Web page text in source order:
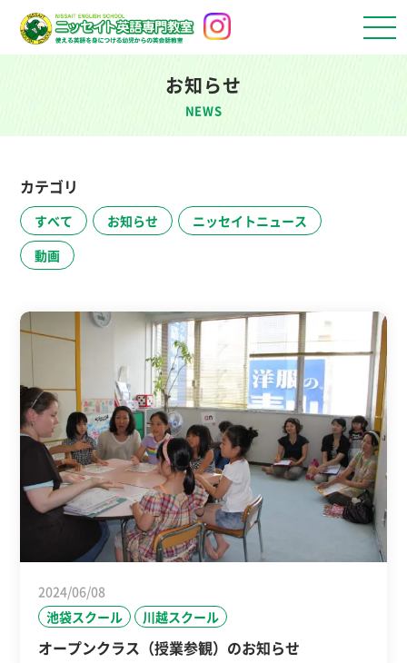
お知らせ
NEWS
カテゴリ
すべて お知らせ
ニッセイトニュース
動画
2024/06/08
池袋スクール
川越スクール
オープンクラス（授業参観）のお知らせ